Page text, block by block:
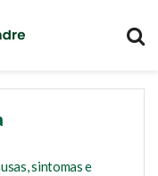
sintomas e